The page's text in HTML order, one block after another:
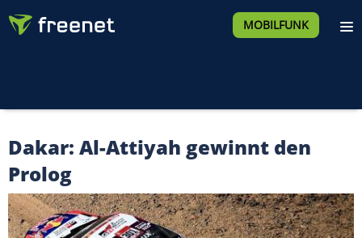
MOBILFUNK
Dakar: Al-Attiyah gewinnt den
Prolog